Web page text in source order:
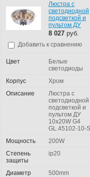
Люстра с
светодиодной
подсветкой и
пультом ДУ
8 027 руб.
Добавить к сравнению
Цвет
Белые
светодиоды
Корпус
Хром
Описание
Люстра с
светодиодной
подсветкой и
пультом ДУ
10x20W G4
GL.45102-10-
Мощность
200W
Степень
защиты
ip20
Диаметр
500mm